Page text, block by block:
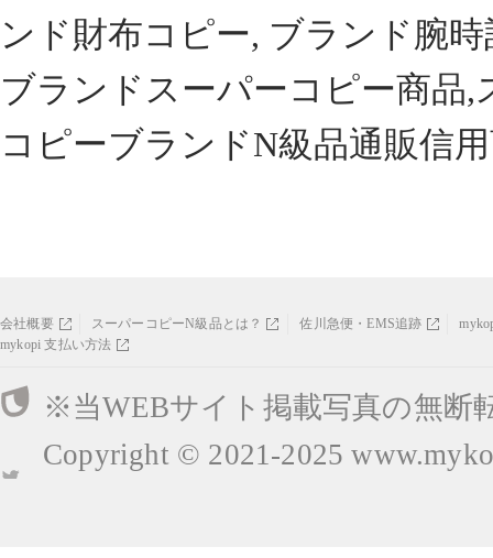
ンド財布コピー, ブランド腕
ブランドスーパーコピー商品
コピーブランドN級品通販信
会社概要 スーパーコピーN級品とは？ 佐川急便・EMS追跡
mykopi 支払い方法
※当WEBサイト掲載写真の無断
Copyright © 2021-2025